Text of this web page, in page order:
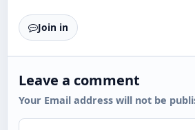
Join in
Leave a comment
Your Email address will not be